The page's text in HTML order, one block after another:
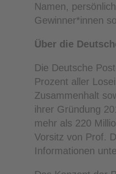
Namen,
Gewinner*innen
Über die
Die Deutsche
Prozent aller
Zusammenhalt
ihrer Gründung
mehr als 220
Vorsitz von Prof.
Informationen